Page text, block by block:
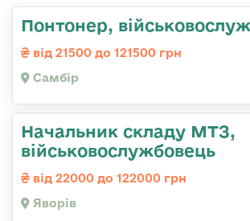
Понтонер,
від 21500 до 121500 грн
Самбір
Начальник складу МТЗ,
військовослужбовець
від 22000 до 122000 грн
Яворів